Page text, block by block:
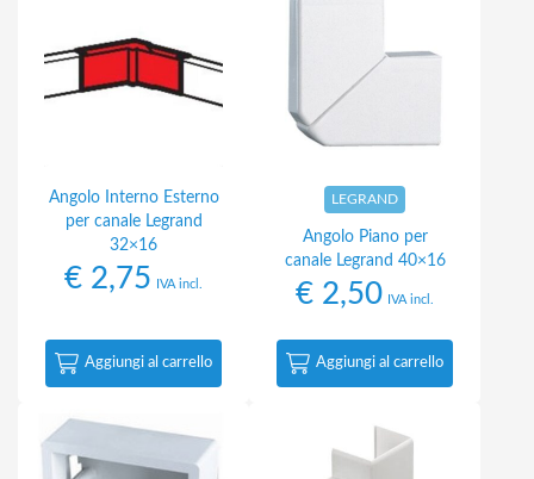
Angolo Interno Esterno
per canale Legrand
32×16
€ 2,75 IVA incl.
Aggiungi al carrello
LEGRAND
Angolo Piano per
canale Legrand 40×16
€ 2,50 IVA incl.
Aggiungi al carrello